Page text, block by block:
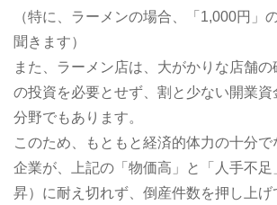
（特に、ラーメンの場合、「1,000円」
聞きます）
また、ラーメン店は、大がかりな店舗
の投資を必要とせず、割と少ない開業資
分野でもあります。
このため、もともと経済的体力の十分
企業が、上記の「物価高」と「人手不足
昇）に耐え切れず、倒産件数を押し上げ